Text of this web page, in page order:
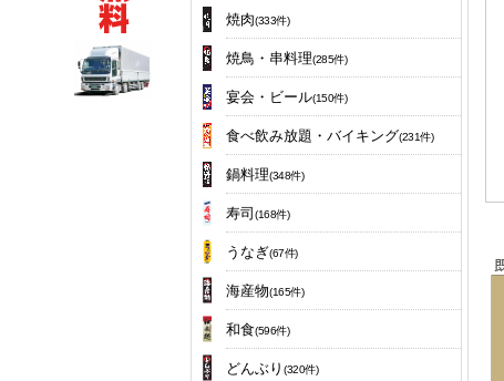
焼肉(333件)
焼鳥・串料理(285件)
宴会・ビール(150件)
食べ飲み放題・バイキング(231件)
鍋料理(348件)
寿司 (168件)
うなぎ(67件)
海産物(165件)
和食(596件)
どんぶり (320件)